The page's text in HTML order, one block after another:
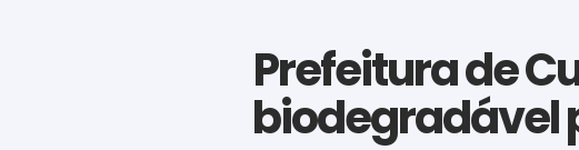
Prefeitura de
biodegradável